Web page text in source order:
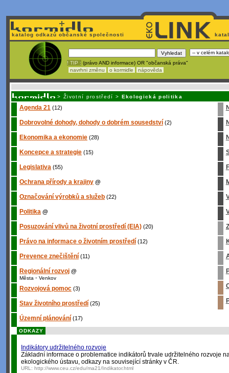
katalog odkazů občanské společnosti
! TIP : (právo AND informace) OR "občanská práva"
navrhni změnu
o kormidle nápověda
> Životní prostředí > Ekologická politika
Agenda 21 (12)
Dobrovolné dohody, dohody o dobrém sousedství (2)
Ekonomika a ekonomie (28)
Koncepce a strategie (15)
Legislativa (55)
Ochrana přírody a krajiny @
Označování výrobků a služeb (22)
Politika @
Posuzování vlivů na životní prostředí (EIA) (20)
Právo na informace o životním prostředí (12)
Prevence znečištění (11)
Regionální rozvoj @
Města - Venkov
Rozvojová pomoc (3)
Stav životního prostředí (25)
Územní plánování (17)
ODKAZY
Indikátory udržitelného rozvoje
Základní informace o problematice indikátorů trvale udržitelného rozvoje
ekologického ústavu, odkazy na související stránky v ČR.
URL: http://www.ceu.cz/edu/ma21/Indikator.html